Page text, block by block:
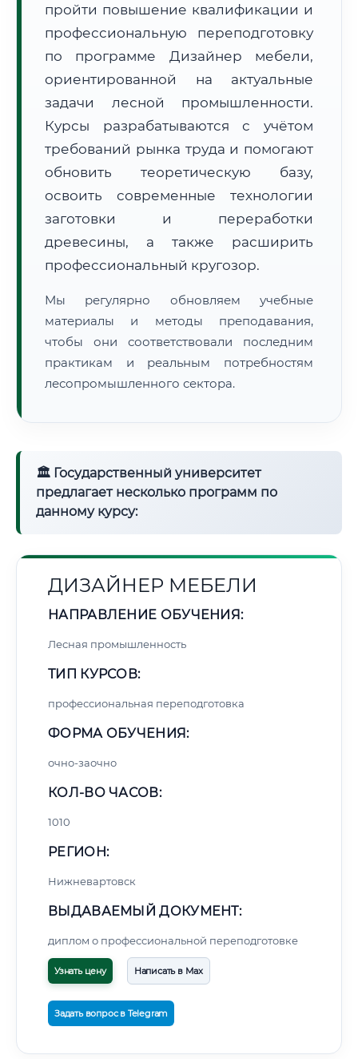
Тел. код:
Почтовые индексы:
628600–628699
Часовой пояс:
МСК+2 (UTC+5)
Формат учебы:
Дистанционно
🗺️ Зона обслуживания: г. Нижневартовск
Расчет логистики оригиналов:
• Маршрут транзита:
• Экспресс-доставка СДЭК / Почтой:1–2 рабочих дня
📜 Документы и аккредитация
🔍Нажмите на документ для увеличения и просмотра
пройти повышение квалификации и
профессиональную переподготовку
по программе Дизайнер мебели,
ориентированной на актуальные
задачи лесной промышленности.
Курсы разрабатываются с учётом
требований рынка труда и помогают
обновить теоретическую базу,
освоить современные технологии
заготовки и переработки
древесины, а также расширить
профессиональный кругозор.
Мы регулярно обновляем учебные
материалы и методы преподавания,
чтобы они соответствовали последним
практикам и реальным потребностям
лесопромышленного сектора.
🏛 Государственный университет
предлагает несколько программ по
данному курсу:
ДИЗАЙНЕР МЕБЕЛИ
НАПРАВЛЕНИЕ ОБУЧЕНИЯ:
Лесная промышленность
ТИП КУРСОВ:
профессиональная переподготовка
ФОРМА ОБУЧЕНИЯ:
очно-заочно
КОЛ-ВО ЧАСОВ:
1010
РЕГИОН:
Нижневартовск
ВЫДАВАЕМЫЙ ДОКУМЕНТ:
диплом о профессиональной переподготовке
Узнать цену Написать в Max
Задать вопрос в Telegram